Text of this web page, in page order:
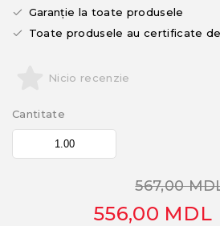
Garanție la toate produsele
Toate produsele au certificate
Nicio recenzie
Cantitate
567,00
556,00 MDL